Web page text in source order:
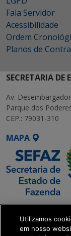
Fala Servidor
Acessibilidade
Ordem
Planos de
SECRETARIA DE
Av.
Parque dos
CEP.: 79031-310
MAPA
SETDIG |
Executiva de
Utilizamos
em nosso